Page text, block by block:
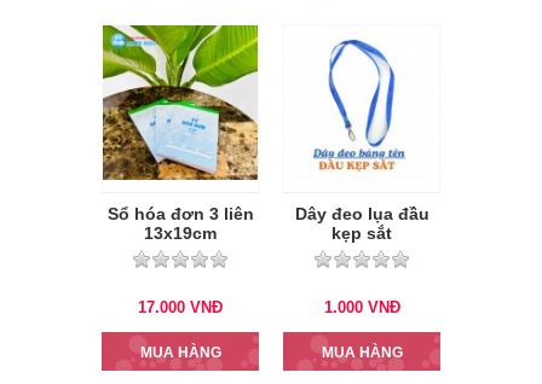
Sổ hóa đơn 3 liên
13x19cm
17.000 VNĐ
MUA HÀNG
Dây đeo lụa đầu
kẹp sắt
1.000 VNĐ
MUA HÀNG